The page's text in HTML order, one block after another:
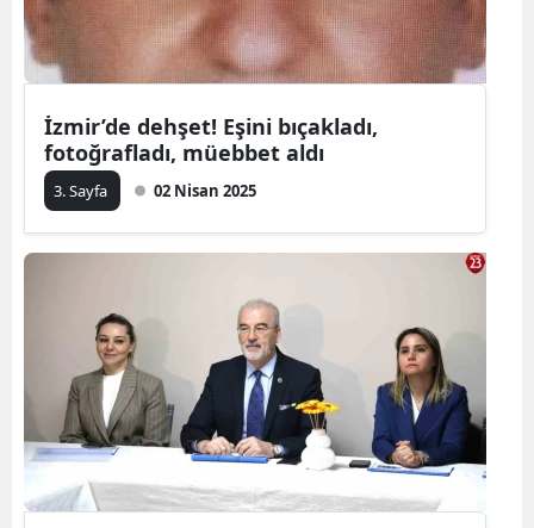
İzmir’de dehşet! Eşini bıçakladı,
fotoğrafladı, müebbet aldı
3. Sayfa 02 Nisan 2025